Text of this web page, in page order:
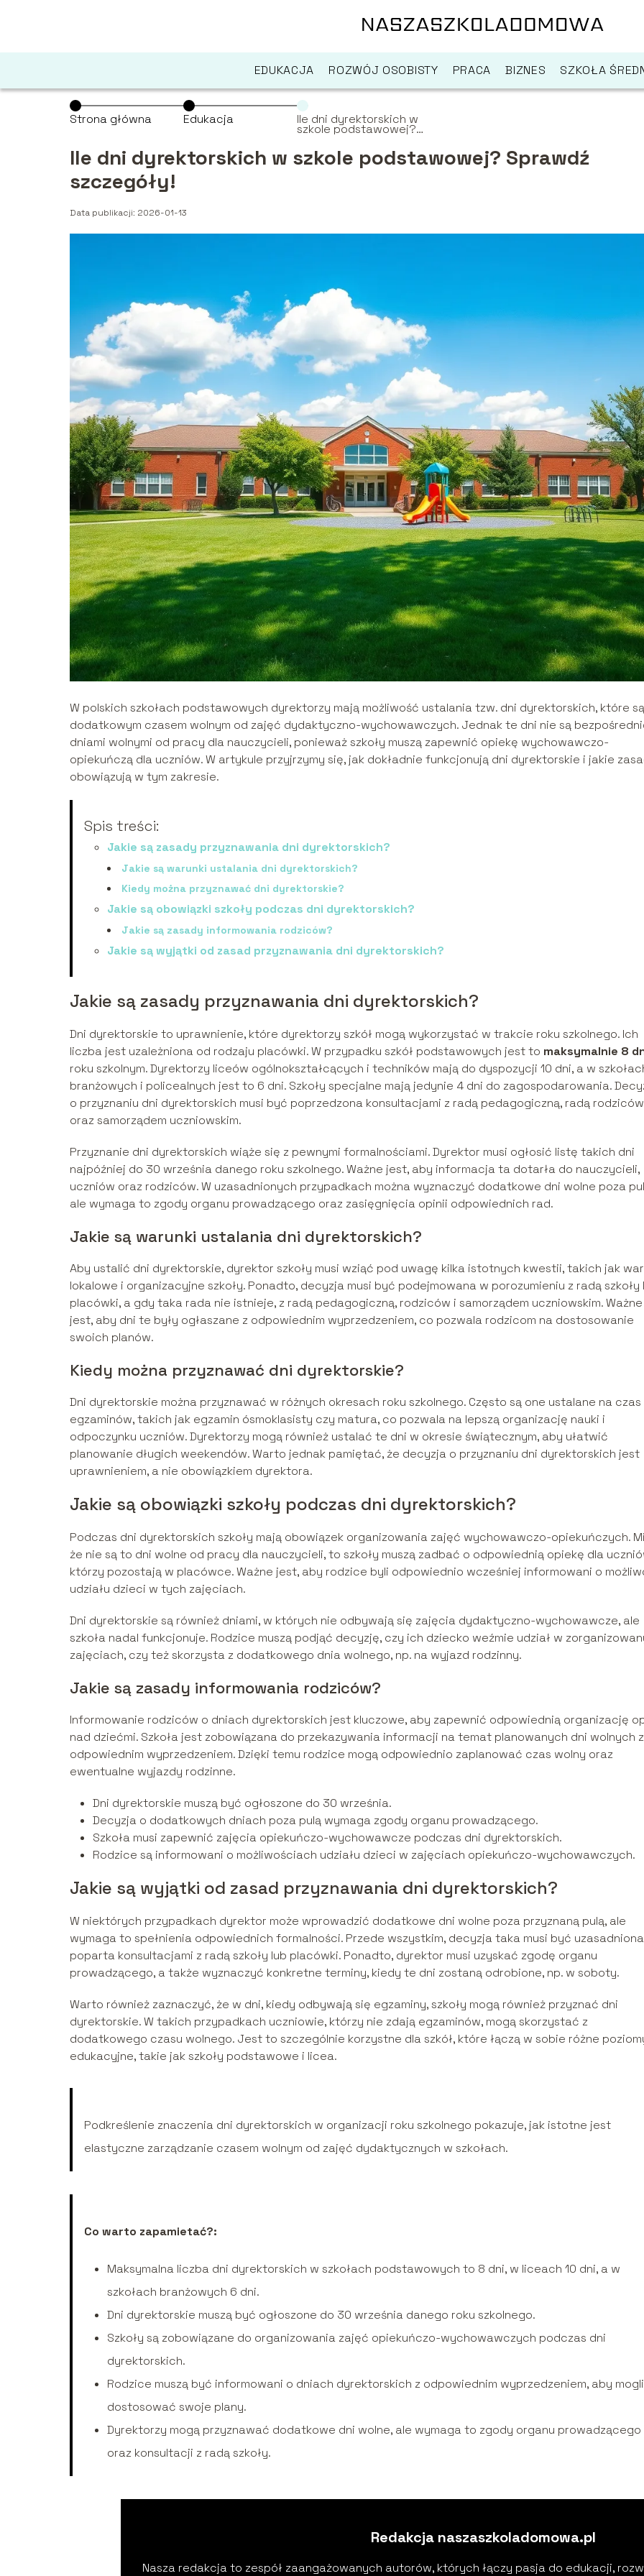
EDUKACJA ROZWÓJ OSOBISTY PRACA BIZNES SZKOŁA
Strona główna Edukacja Ile dni dyrektorskich w
szkole podstawowej?
Sprawdź szczegóły!
Ile dni dyrektorskich w szkole podstawowej? Sprawdź
szczegóły!
Data publikacji: 2026-01-13
W polskich szkołach podstawowych dyrektorzy mają możliwość ustalania tzw. dni dyrektorskich, które są
dodatkowym czasem wolnym od zajęć dydaktyczno-wychowawczych. Jednak te dni nie są
dniami wolnymi od pracy dla nauczycieli, ponieważ szkoły muszą zapewnić opiekę wychowawczo-
opiekuńczą dla uczniów. W artykule przyjrzymy się, jak dokładnie funkcjonują dni dyrektorskie i jakie
obowiązują w tym zakresie.
Spis treści:
Jakie są zasady przyznawania dni dyrektorskich?
Jakie są warunki ustalania dni dyrektorskich?
Kiedy można przyznawać dni dyrektorskie?
Jakie są obowiązki szkoły podczas dni dyrektorskich?
Jakie są zasady informowania rodziców?
Jakie są wyjątki od zasad przyznawania dni dyrektorskich?
Jakie są zasady przyznawania dni dyrektorskich?
Dni dyrektorskie to uprawnienie, które dyrektorzy szkół mogą wykorzystać w trakcie roku szkolnego. Ich
liczba jest uzależniona od rodzaju placówki. W przypadku szkół podstawowych jest to maksymalnie 8
roku szkolnym. Dyrektorzy liceów ogólnokształcących i techników mają do dyspozycji 10 dni, a w
branżowych i policealnych jest to 6 dni. Szkoły specjalne mają jedynie 4 dni do zagospodarowania.
o przyznaniu dni dyrektorskich musi być poprzedzona konsultacjami z radą pedagogiczną, radą rodziców
oraz samorządem uczniowskim.
Przyznanie dni dyrektorskich wiąże się z pewnymi formalnościami. Dyrektor musi ogłosić listę takich dni
najpóźniej do 30 września danego roku szkolnego. Ważne jest, aby informacja ta dotarła do nauczycieli,
uczniów oraz rodziców. W uzasadnionych przypadkach można wyznaczyć dodatkowe dni wolne poza
ale wymaga to zgody organu prowadzącego oraz zasięgnięcia opinii odpowiednich rad.
Jakie są warunki ustalania dni dyrektorskich?
Aby ustalić dni dyrektorskie, dyrektor szkoły musi wziąć pod uwagę kilka istotnych kwestii, takich jak
lokalowe i organizacyjne szkoły. Ponadto, decyzja musi być podejmowana w porozumieniu z radą szkoły
placówki, a gdy taka rada nie istnieje, z radą pedagogiczną, rodziców i samorządem uczniowskim. Ważne
jest, aby dni te były ogłaszane z odpowiednim wyprzedzeniem, co pozwala rodzicom na dostosowanie
swoich planów.
Kiedy można przyznawać dni dyrektorskie?
Dni dyrektorskie można przyznawać w różnych okresach roku szkolnego. Często są one ustalane na czas
egzaminów, takich jak egzamin ósmoklasisty czy matura, co pozwala na lepszą organizację nauki i
odpoczynku uczniów. Dyrektorzy mogą również ustalać te dni w okresie świątecznym, aby ułatwić
planowanie długich weekendów. Warto jednak pamiętać, że decyzja o przyznaniu dni dyrektorskich jest
uprawnieniem, a nie obowiązkiem dyrektora.
Jakie są obowiązki szkoły podczas dni dyrektorskich?
Podczas dni dyrektorskich szkoły mają obowiązek organizowania zajęć wychowawczo-opiekuńczych.
że nie są to dni wolne od pracy dla nauczycieli, to szkoły muszą zadbać o odpowiednią opiekę dla
którzy pozostają w placówce. Ważne jest, aby rodzice byli odpowiednio wcześniej informowani o
udziału dzieci w tych zajęciach.
Dni dyrektorskie są również dniami, w których nie odbywają się zajęcia dydaktyczno-wychowawcze, ale
szkoła nadal funkcjonuje. Rodzice muszą podjąć decyzję, czy ich dziecko weźmie udział w
zajęciach, czy też skorzysta z dodatkowego dnia wolnego, np. na wyjazd rodzinny.
Jakie są zasady informowania rodziców?
Informowanie rodziców o dniach dyrektorskich jest kluczowe, aby zapewnić odpowiednią organizację
nad dziećmi. Szkoła jest zobowiązana do przekazywania informacji na temat planowanych dni wolnych z
odpowiednim wyprzedzeniem. Dzięki temu rodzice mogą odpowiednio zaplanować czas wolny oraz
ewentualne wyjazdy rodzinne.
Dni dyrektorskie muszą być ogłoszone do 30 września.
Decyzja o dodatkowych dniach poza pulą wymaga zgody organu prowadzącego.
Szkoła musi zapewnić zajęcia opiekuńczo-wychowawcze podczas dni dyrektorskich.
Rodzice są informowani o możliwościach udziału dzieci w zajęciach opiekuńczo-wychowawczych.
Jakie są wyjątki od zasad przyznawania dni dyrektorskich?
W niektórych przypadkach dyrektor może wprowadzić dodatkowe dni wolne poza przyznaną pulą, ale
wymaga to spełnienia odpowiednich formalności. Przede wszystkim, decyzja taka musi być
poparta konsultacjami z radą szkoły lub placówki. Ponadto, dyrektor musi uzyskać zgodę organu
prowadzącego, a także wyznaczyć konkretne terminy, kiedy te dni zostaną odrobione, np. w soboty.
Warto również zaznaczyć, że w dni, kiedy odbywają się egzaminy, szkoły mogą również przyznać dni
dyrektorskie. W takich przypadkach uczniowie, którzy nie zdają egzaminów, mogą skorzystać z
dodatkowego czasu wolnego. Jest to szczególnie korzystne dla szkół, które łączą w sobie różne
edukacyjne, takie jak szkoły podstawowe i licea.
Podkreślenie znaczenia dni dyrektorskich w organizacji roku szkolnego pokazuje, jak istotne jest
elastyczne zarządzanie czasem wolnym od zajęć dydaktycznych w szkołach.
Co warto zapamietać?:
Maksymalna liczba dni dyrektorskich w szkołach podstawowych to 8 dni, w liceach 10 dni, a w
szkołach branżowych 6 dni.
Dni dyrektorskie muszą być ogłoszone do 30 września danego roku szkolnego.
Szkoły są zobowiązane do organizowania zajęć opiekuńczo-wychowawczych podczas dni
dyrektorskich.
Rodzice muszą być informowani o dniach dyrektorskich z odpowiednim wyprzedzeniem, aby mogli
dostosować swoje plany.
Dyrektorzy mogą przyznawać dodatkowe dni wolne, ale wymaga to zgody organu prowadzącego
oraz konsultacji z radą szkoły.
Redakcja naszaszkoladomowa.pl
Nasza redakcja to zespół zaangażowanych autorów, których łączy pasja do edukacji,